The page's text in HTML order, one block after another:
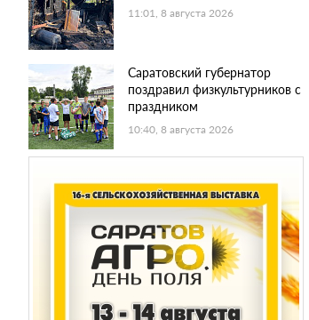
11:01, 8 августа 2026
Саратовский губернатор
поздравил физкультурников с
праздником
10:40, 8 августа 2026